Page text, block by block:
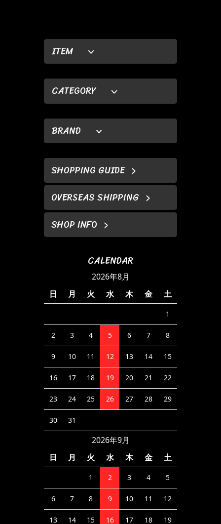
ITEM
CATEGORY
BRAND
SHOPPING GUIDE
OVERSEAS SHIPPING
SHOP INFO
CALENDAR
2026年8月
日
月 火 水 木 金 土
1
2 3 4 5 6 7 8
9 10 11 12 13 14 15
16 17 18 19 20 21 22
23 24 25 26 27 28 29
30 31
2026年9月
日
月 火 水 木 金 土
1 2 3 4 5
6 7 8 9 10 11 12
13 14 15 16 17 18 19